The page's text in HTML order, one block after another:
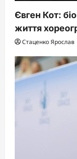
Євген Кот:
життя
Стаценко Ярослав